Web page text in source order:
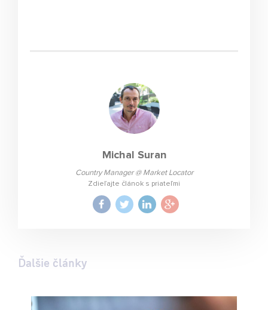
Michal Suran
Country Manager @ Market Locator
Zdieľajte článok s priateľmi
Ďalšie články